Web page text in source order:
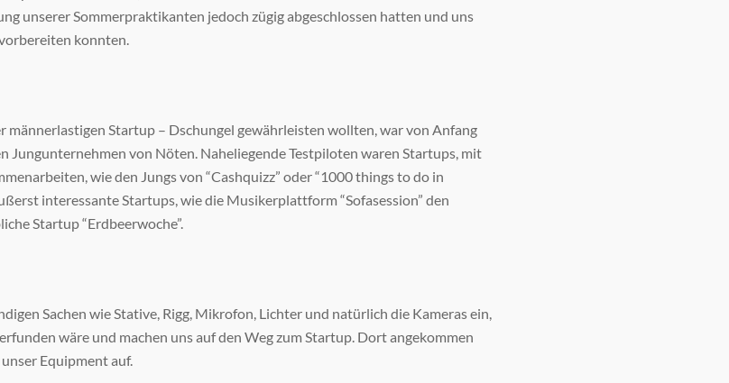
unserer Sommerpraktikanten jedoch zügig abgeschlossen hatten und uns
konnten.
männerlastigen Startup – Dschungel gewährleisten wollten, war von Anfang
Jungunternehmen von Nöten. Naheliegende Testpiloten waren Startups, mit
wie den Jungs von “Cashquizz” oder “1000 things to do in
interessante Startups, wie die Musikerplattform “Sofasession” den
Startup “Erdbeerwoche”.
Sachen wie Stative, Rigg, Mikrofon, Lichter und natürlich die Kameras ein,
wäre und machen uns auf den Weg zum Startup. Dort angekommen
Equipment auf.